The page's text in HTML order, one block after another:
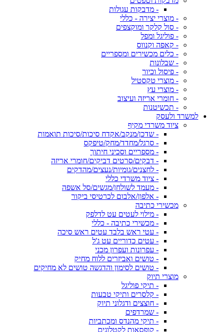
- מדבקות עגולות
- מוצרי יצירה - כללי
- סול קלקר ומוקצפים
- פוליגל ומפל
- קאפה וקנווס
- כלים מכשירים ומספריים
- שבלונות
- פיסול וכיור
- מוצרי טקסטיל
- מוצרי עץ
- חומרי אריזה ועיצוב
- תכשיטנות
למשרד ולעסק
ציוד משרדי מקיף
- שדכן/מנקב/אקדח סיכות/סיכות תואמות
- סרגל/מחדד/מחק/טיפקס
- מספריים וסכיני חיתוך
- דבקים/סרטים דביקים/חומרי אריזה
- לחצנים/גומיות/נעצים/מהדקים
- ציוד משרדי כללי
- מעמד לשולחן/מגשים/סל אשפה
- אלפון/אלבום לכרטיסי ביקור
מכשירי כתיבה
- מילוי לעטים עט לדלפק
- מכשירי כתיבה - כללי
- עטי ראש בלבד עטים ראש סיכה
- עטים כדוריים עט ג'ל
- עפרונות ועפרון מכני
- טושים ואביזרים ללוח מחיק
- טושים לסימון והדגשה טושים לא מחיקים
מוצרי תיוק
- תיקי פוליגל
- קלסרים ותיקי טבעות
- חוצצים ודגלוני תיוק
- שמרדפים
- תיקי מהנדס ומכתביות
- קופסאות לקטלוגים